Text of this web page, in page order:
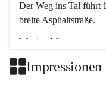
Der Weg ins Tal führt
breite Asphaltstraße.
Wenige Minuten nur,
Impressionen